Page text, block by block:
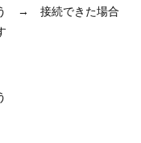
う → 接続できた場合